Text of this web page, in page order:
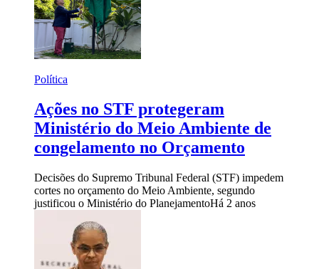
Política
Ações no STF protegeram
Ministério do Meio Ambiente de
congelamento no Orçamento
Decisões do Supremo Tribunal Federal (STF) impedem
cortes no orçamento do Meio Ambiente, segundo
justificou o Ministério do PlanejamentoHá 2 anos